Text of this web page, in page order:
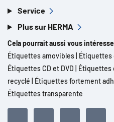
Service
Plus sur HERMA
Cela pourrait aussi vous
Étiquettes amovibles Étiquettes
Étiquettes CD et DVD
Étiquettes
recyclé
Étiquettes fortement
Étiquettes transparente